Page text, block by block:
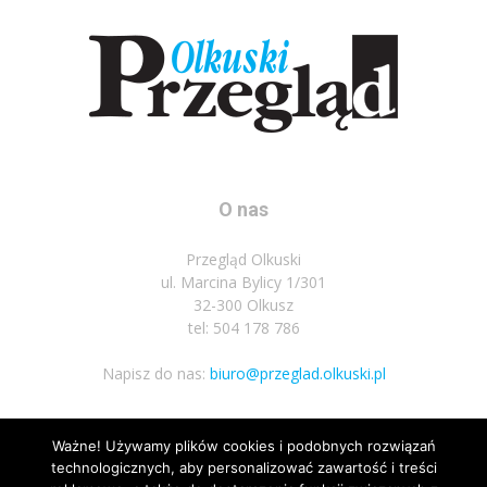
O nas
Przegląd Olkuski
ul. Marcina Bylicy 1/301
32-300 Olkusz
tel: 504 178 786
Napisz do nas: biuro@przeglad.olkuski.pl
Podążaj za nami
Ważne! Używamy plików cookies i podobnych rozwiązań
technologicznych, aby personalizować zawartość i treści